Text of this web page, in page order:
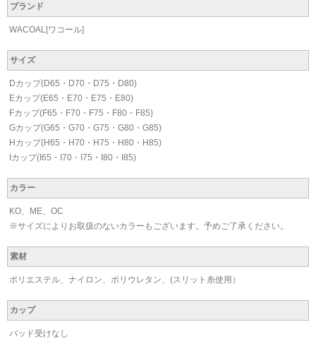
ブランド
WACOAL[ワコール]
サイズ
Dカップ(D65・D70・D75・D80)
Eカップ(E65・E70・E75・E80)
Fカップ(F65・F70・F75・F80・F85)
Gカップ(G65・G70・G75・G80・G85)
Hカップ(H65・H70・H75・H80・H85)
Iカップ(I65・I70・I75・I80・I85)
カラー
KO、ME、OC
※サイズによりお取扱のないカラーもございます。予めご了承ください。
素材
ポリエステル、ナイロン、ポリウレタン、(スリット糸使用）
カップ
パッド受けなし